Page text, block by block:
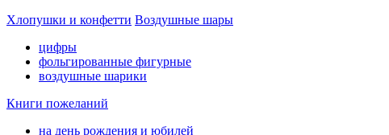
Хлопушки и конфетти Воздушные шары
цифры
фольгированные фигурные
воздушные шарики
Книги пожеланий
на день рождения и юбилей